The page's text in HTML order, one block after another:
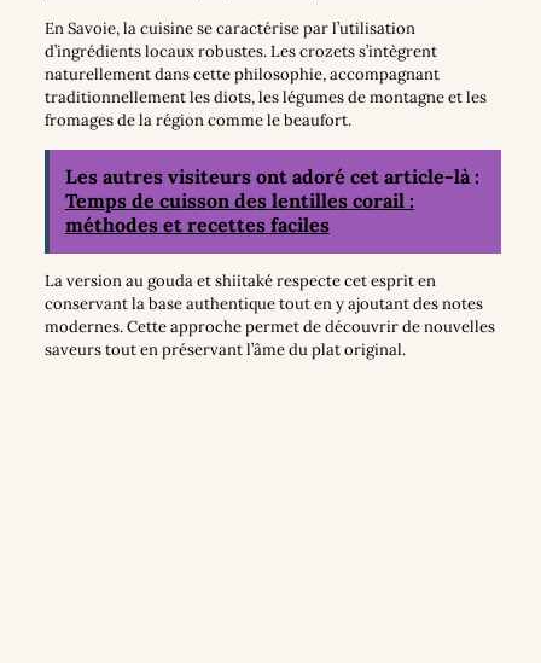
En Savoie, la cuisine se caractérise par l’utilisation
d’ingrédients locaux robustes. Les crozets s’intègrent
naturellement dans cette philosophie, accompagnant
traditionnellement les diots, les légumes de montagne et les
fromages de la région comme le beaufort.
Les autres visiteurs ont adoré cet article-là :
Temps de cuisson des lentilles corail :
méthodes et recettes faciles
La version au gouda et shiitaké respecte cet esprit en
conservant la base authentique tout en y ajoutant des notes
modernes. Cette approche permet de découvrir de nouvelles
saveurs tout en préservant l’âme du plat original.